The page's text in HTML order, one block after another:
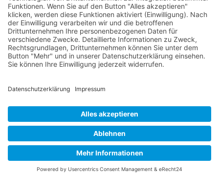
Kooperation
Werbung
Presse- und Öffentlichkeitsarbeit
Aktuelles
Themenwelt
Geprüfter Franchisegeber
© 2023 Franchisevergleich.eu